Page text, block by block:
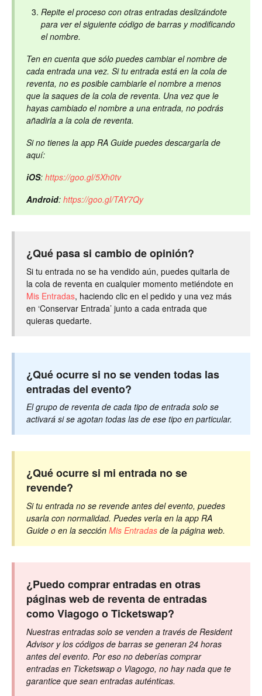
Repite el proceso con otras entradas deslizándote
para ver el siguiente código de barras y modificando
el nombre.
Ten en cuenta que sólo puedes cambiar el nombre de
cada entrada una vez. Si tu entrada está en la cola de
reventa, no es posible cambiarle el nombre a menos
que la saques de la cola de reventa. Una vez que le
hayas cambiado el nombre a una entrada, no podrás
añadirla a la cola de reventa.
Si no tienes la app RA Guide puedes descargarla de
aquí:
iOS: https://goo.gl/5Xh0tv
Android: https://goo.gl/TAY7Qy
¿Qué pasa si cambio de opinión?
Si tu entrada no se ha vendido aún, puedes quitarla de
la cola de reventa en cualquier momento metiéndote en
Mis Entradas, haciendo clic en el pedido y una vez más
en ‘Conservar Entrada’ junto a cada entrada que
quieras quedarte.
¿Qué ocurre si no se venden todas las
entradas del evento?
El grupo de reventa de cada tipo de entrada solo se
activará si se agotan todas las de ese tipo en particular.
¿Qué ocurre si mi entrada no se
revende?
Si tu entrada no se revende antes del evento, puedes
usarla con normalidad. Puedes verla en la app RA
Guide o en la sección Mis Entradas de la página web.
¿Puedo comprar entradas en otras
páginas web de reventa de entradas
como Viagogo o Ticketswap?
Nuestras entradas solo se venden a través de Resident
Advisor y los códigos de barras se generan 24 horas
antes del evento. Por eso no deberías comprar
entradas en Ticketswap o Viagogo, no hay nada que te
garantice que sean entradas auténticas.